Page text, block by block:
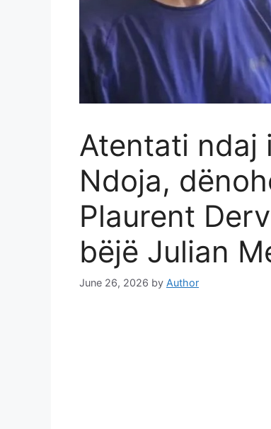
Atentati ndaj
Ndoja,
Plaurent
bëjë Julian
June 26, 2026 by Author